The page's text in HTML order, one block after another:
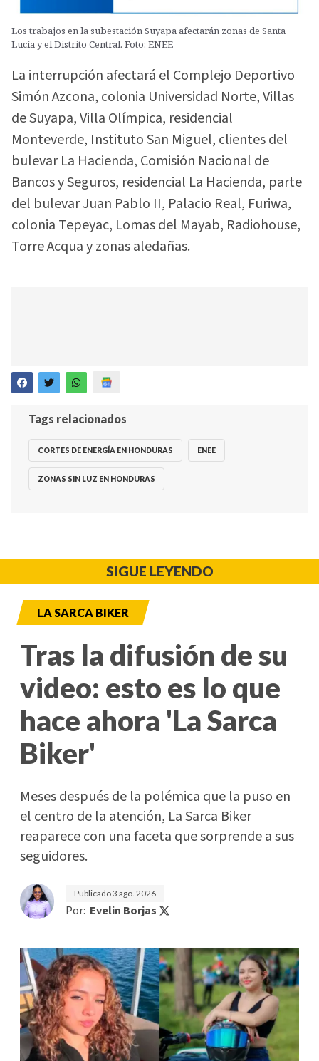
Los trabajos en la subestación Suyapa afectarán zonas de Santa
Lucía y el Distrito Central. Foto: ENEE
La interrupción afectará el Complejo Deportivo
Simón Azcona, colonia Universidad Norte, Villas
de Suyapa, Villa Olímpica, residencial
Monteverde, Instituto San Miguel, clientes del
bulevar La Hacienda, Comisión Nacional de
Bancos y Seguros, residencial La Hacienda, parte
del bulevar Juan Pablo II, Palacio Real, Furiwa,
colonia Tepeyac, Lomas del Mayab, Radiohouse,
Torre Acqua y zonas aledañas.
Tags relacionados
CORTES DE ENERGÍA EN HONDURAS ENEE
ZONAS SIN LUZ EN HONDURAS
SIGUE LEYENDO
LA SARCA BIKER
Tras la difusión de su
video: esto es lo que
hace ahora 'La Sarca
Biker'
Meses después de la polémica que la puso en
el centro de la atención, La Sarca Biker
reaparece con una faceta que sorprende a sus
seguidores.
Publicado3 ago. 2026
Por: Evelin Borjas